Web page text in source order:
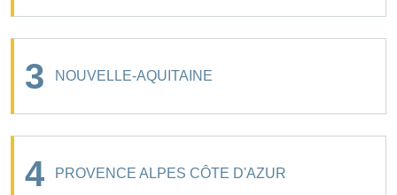
3 NOUVELLE-AQUITAINE
4 PROVENCE ALPES CÔTE D'AZUR